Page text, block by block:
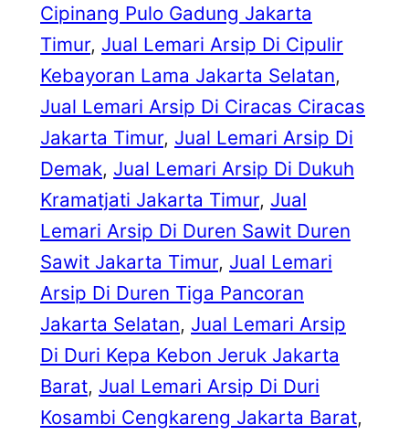
Cipinang Pulo Gadung Jakarta
Timur, Jual Lemari Arsip Di Cipulir
Kebayoran Lama Jakarta Selatan
Jual Lemari Arsip Di Ciracas Ciracas
Jakarta Timur, Jual Lemari Arsip Di
Demak, Jual Lemari Arsip Di Dukuh
Kramatjati Jakarta Timur, Jual
Lemari Arsip Di Duren Sawit Duren
Sawit Jakarta Timur, Jual Lemari
Arsip Di Duren Tiga Pancoran
Jakarta Selatan, Jual Lemari Arsip
Di Duri Kepa Kebon Jeruk Jakarta
Barat, Jual Lemari Arsip Di Duri
Kosambi Cengkareng Jakarta Barat